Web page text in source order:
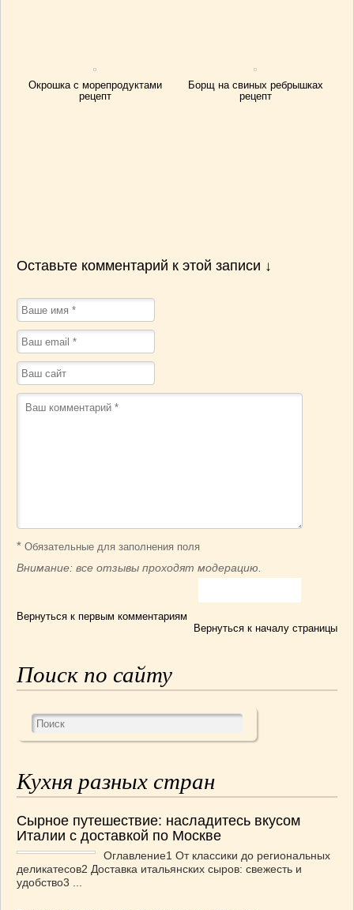
Окрошка с морепродуктами
рецепт
Борщ на свиных ребрышках
рецепт
Оставьте комментарий к этой записи ↓
* Обязательные для заполнения поля
Внимание: все отзывы проходят модерацию.
Вернуться к первым комментариям
Вернуться к началу страницы
Поиск по сайту
Кухня разных стран
Сырное путешествие: насладитесь вкусом
Италии с доставкой по Москве
Оглавление1 От классики до региональных
деликатесов2 Доставка итальянских сыров: свежесть и
удобство3 ...